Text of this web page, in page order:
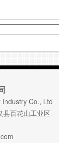
Co., Ltd
县百花山工业区